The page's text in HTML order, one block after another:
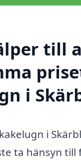
till
i
i
ta hänsyn